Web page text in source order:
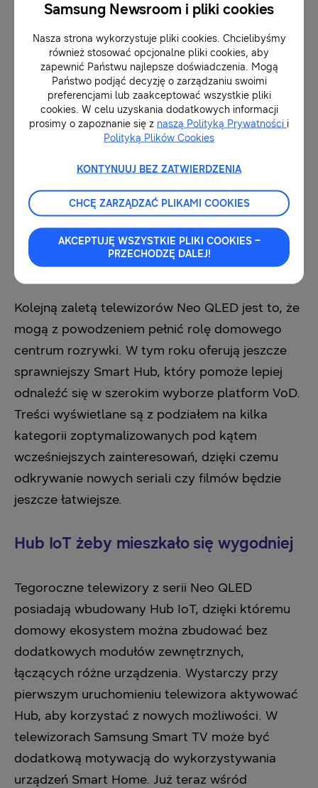
Co więcej, telewizor Neo QLED potrafi też
soundbarem, takim jakHW-Q800C. Dotychczas
musieliśmy decydować, czy wykorzystujemy
głośniki w telewizorze, czy w soundbarze. Teraz
oba urządzenia mogą współgrać w celu
uzyskania jeszcze lepszej harmonii. Ponadto
Przestrzenny 5.1.2 oraz Bezprzewodowe Dolby
Atmos
, co oznacza dźwięk o kinowej jakości
bez dodatkowych kabli.
Inteligentne centrum rozrywki
Kolejną zaletą telewizorów Neo QLED jest to, że
mogą z powodzeniem pełnić rolę domowego
centrum rozrywki. W tym roku oferują jeszcze
sprawniejszy Smart Hub, który pomoże lepiej
odnaleźć się w szerokim wyborze platform VoD.
Treści wyświetlane są z podziałem na kilka
kategorii zoptymalizowanych pod kątem
wcześniejszych zainteresowań, dzięki czemu
odkrywanie nowych seriali czy filmów będzie
jeszcze łatwiejsze.
Hub IoT żeby mieszkało się wygodniej
Tegoroczne telewizory z serii Neo QLED
posiadają wbudowany Hub IoT, dzięki któremu
domowy ekosystem można zbudować bez
dodatkowych modułów zewnętrznych,
łączących różne urządzenia. Wystarczy przy
pierwszym uruchomieniu telewizora aktywować
Hub, aby korzystać z nowych możliwości. W
telewizorach Samsung Smart TV może być
dodatkową motywacją do wykorzystywania
urządzeń Smart Home. Już teraz wśród
Samsung Newsroom i pliki cookies
Nasza strona wykorzystuje pliki cookies. Chcielibyśmy
również stosować opcjonalne pliki cookies, aby
zapewnić Państwu najlepsze doświadczenia. Mogą
Państwo podjąć decyzję o zarządzaniu swoimi
preferencjami lub zaakceptować wszystkie pliki
cookies. W celu uzyskania dodatkowych informacji
prosimy o zapoznanie się z naszą Polityką Prywatności i
Polityką Plików Cookies
KONTYNUUJ BEZ ZATWIERDZENIA
CHCĘ ZARZĄDZAĆ PLIKAMI COOKIES
AKCEPTUJĘ WSZYSTKIE PLIKI COOKIES –
PRZECHODZĘ DALEJ!